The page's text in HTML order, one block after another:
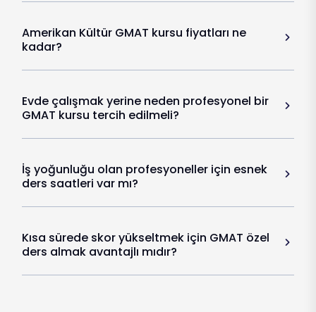
Amerikan Kültür GMAT kursu fiyatları ne
kadar?
Evde çalışmak yerine neden profesyonel bir
GMAT kursu tercih edilmeli?
İş yoğunluğu olan profesyoneller için esnek
ders saatleri var mı?
Kısa sürede skor yükseltmek için GMAT özel
ders almak avantajlı mıdır?